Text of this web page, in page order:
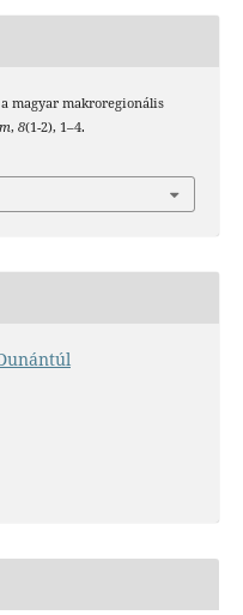
magyar makroregionális
, 8(1-2), 1–4.